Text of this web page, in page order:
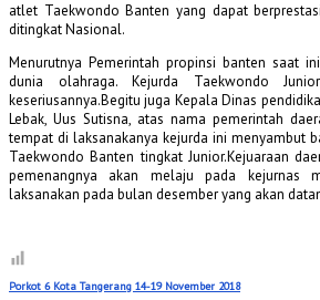
atlet Taekwondo Banten yang dapat
ditingkat Nasional.
Menurutnya Pemerintah propinsi banten saat
dunia olahraga. Kejurda Taekwondo
keseriusannya.Begitu juga Kepala Dinas
Lebak, Uus Sutisna, atas nama pemerintah
tempat di laksanakanya kejurda ini menyambut
Taekwondo Banten tingkat Junior.Kejuaraan
pemenangnya akan melaju pada kejurnas
laksanakan pada bulan desember yang akan
Porkot 6 Kota Tangerang 14-19 November 2018